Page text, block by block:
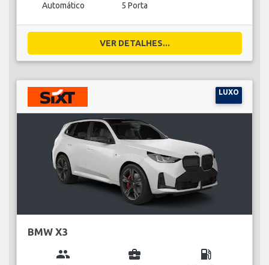
Automático 5 Porta
VER DETALHES...
LUXO
BMW X3
group business_center local_gas_station